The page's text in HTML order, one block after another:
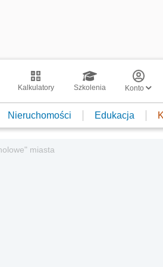
Kalkulatory Szkolenia Konto
Nieruchomości Edukacja
miasta